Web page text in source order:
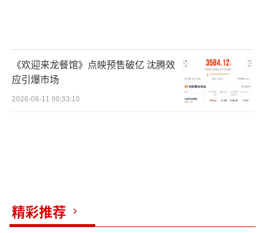
《欢迎来龙餐馆》点映预售破亿 沈腾效
应引爆市场
2026-08-11 00:33:10
精彩推荐